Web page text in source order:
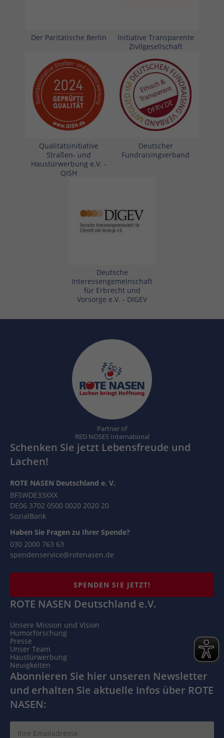
Der Paritätische Berlin
Initiative Transparente
Zivilgesellschaft
Qualitätsinitiative
Straßen- und
Haustürwerbung e.V. -
QISH
Deutscher
Fundraisingverband
Deutsche
Interessengemeinschaft
für Erbrecht und
Vorsorge e.V. - DIGEV
Partner of
RED NOSES International
Schenken Sie jetzt Lebensfreude und
Lachen!
ROTE NASEN Deutschland e. V.
BFSWDE33XXX
DE06 3702 0500 0020 2020 20
SozialBank
Haben Sie Fragen zu Ihrer Spende?
030 2000 763 63
spendenservice@rotenasen.de
SPENDEN SIE JETZT!
ROTE NASEN Deutschland e.V.
Unsere Mission und Vision
Humorforschung
Presse
Unser Team
Haustürwerbung
Neuigkeiten
Abonnieren Sie hier unseren Newsletter
und erhalten Sie aktuelle Infos über ROTE
NASEN: